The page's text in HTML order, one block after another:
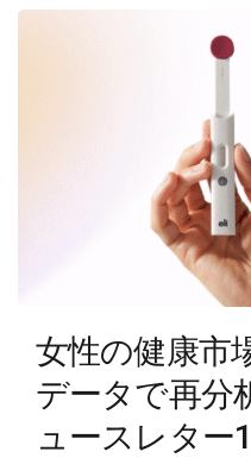
女性の健康市
データで再分
ュースレター1